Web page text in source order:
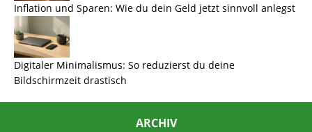
Inflation und Sparen: Wie du dein Geld jetzt sinnvoll anlegst
Digitaler Minimalismus: So reduzierst du deine
Bildschirmzeit drastisch
ARCHIV